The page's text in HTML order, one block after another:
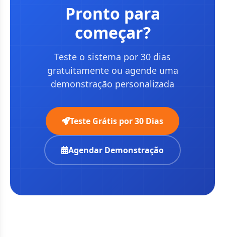
Pronto para
começar?
Teste o sistema por 30 dias
gratuitamente ou agende uma
demonstração personalizada
Teste Grátis por 30 Dias
Agendar Demonstração